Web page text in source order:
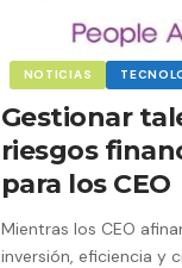
NOTICIAS
Gestionar
riesgos
para los CEO
Mientras los CEO
inversión, eficiencia y